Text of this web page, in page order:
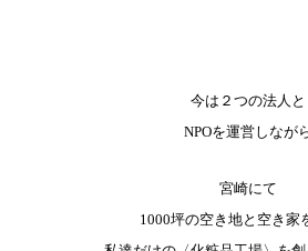
今は２つの法人と
NPOを運営しなが
宮崎にて
1000坪の空き地と空き家